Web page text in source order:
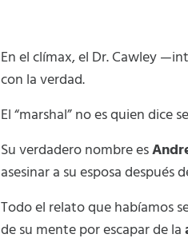
En el clímax, el Dr. Cawley
con la verdad.
El “marshal” no es quien dice
Su verdadero nombre es
asesinar a su esposa después
Todo el relato que habíamos
de su mente por escapar de la